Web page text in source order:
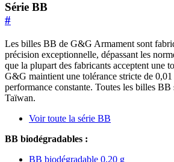
Série BB
#
Les billes BB de G&G Armament sont
précision exceptionnelle, dépassant les
que la plupart des fabricants acceptent une
G&G maintient une tolérance stricte de 0,01
performance constante. Toutes les billes BB
Taïwan.
Voir toute la série BB
BB biodégradables :
BB biodégradable 0,20 g